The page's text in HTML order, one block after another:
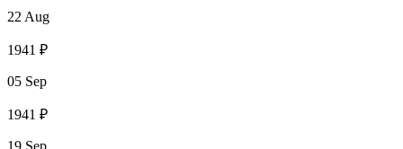
22 Aug
1941 ₽
05 Sep
1941 ₽